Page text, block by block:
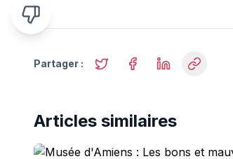
Partager :
Articles similaires
Musée d'Amiens : Les bons et